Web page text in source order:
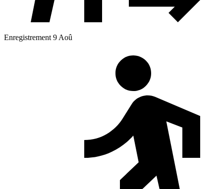
Enregistrement 9 Aoû